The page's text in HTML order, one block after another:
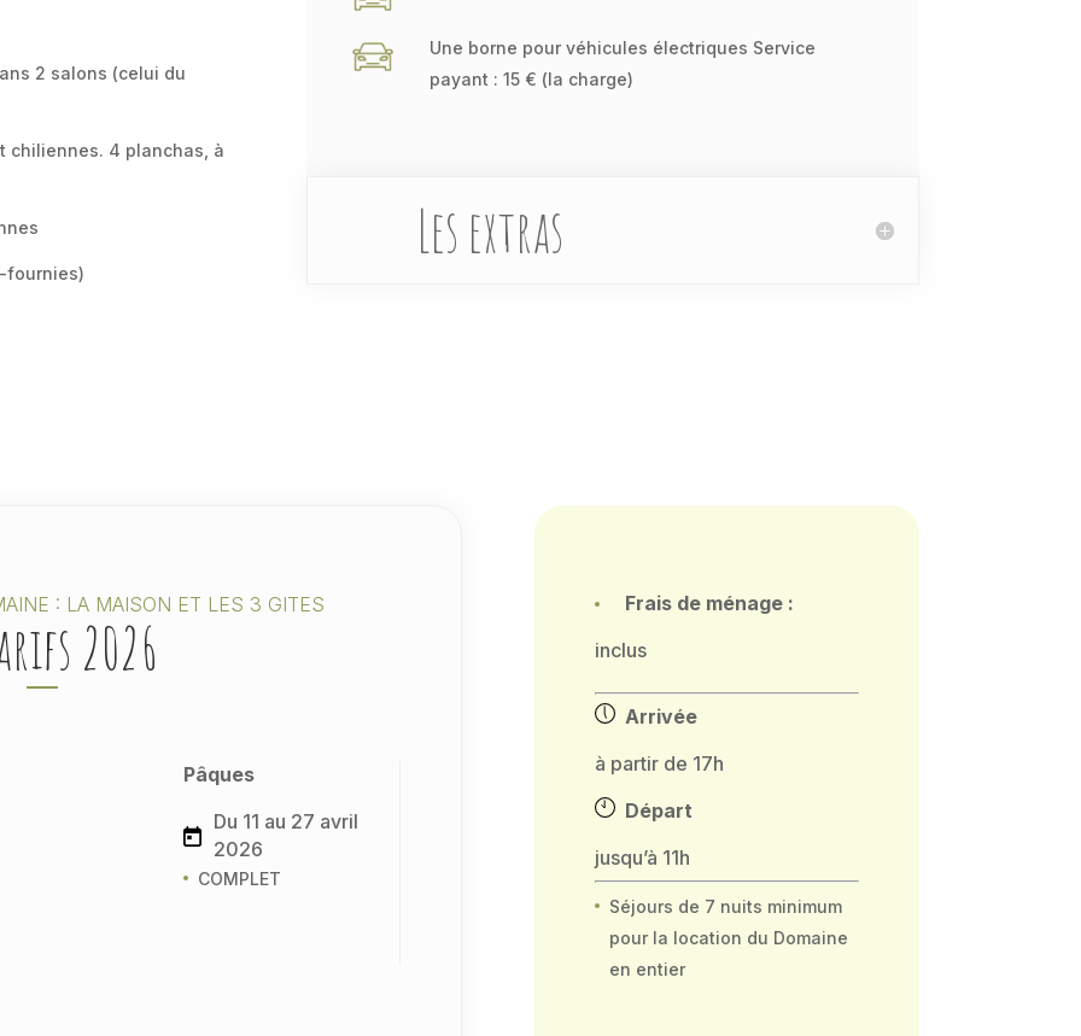
2 salons (celui du
chiliennes. 4 planchas, à
fournies)
Une borne pour véhicules électriques Service
payant : 15 € (la charge)
Les extras
: LA MAISON ET LES 3 GITES
2026
Pâques
Du 11 au 27 avril
2026
COMPLET
Frais de ménage :
inclus
Arrivée
à partir de 17h
Départ
jusqu’à 11h
Séjours de 7 nuits minimum
pour la location du Domaine
en entier